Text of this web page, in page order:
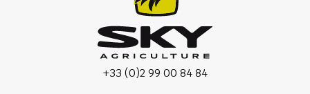
+33 (0)2 99 00 84 84